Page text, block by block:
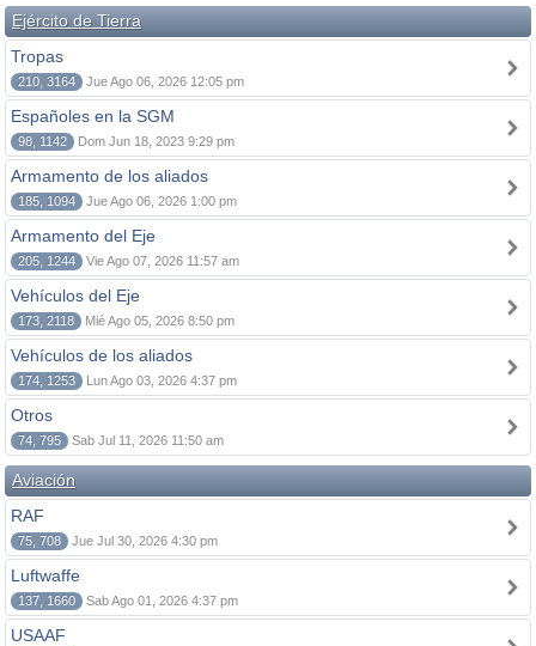
Ejército de Tierra
Tropas
210, 3164 Jue Ago 06, 2026 12:05 pm
Españoles en la SGM
98, 1142 Dom Jun 18, 2023 9:29 pm
Armamento de los aliados
185, 1094 Jue Ago 06, 2026 1:00 pm
Armamento del Eje
205, 1244 Vie Ago 07, 2026 11:57 am
Vehículos del Eje
173, 2118 Mié Ago 05, 2026 8:50 pm
Vehículos de los aliados
174, 1253 Lun Ago 03, 2026 4:37 pm
Otros
74, 795 Sab Jul 11, 2026 11:50 am
Aviación
RAF
75, 708 Jue Jul 30, 2026 4:30 pm
Luftwaffe
137, 1660 Sab Ago 01, 2026 4:37 pm
USAAF